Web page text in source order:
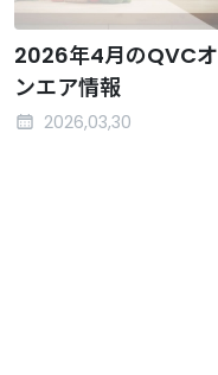
2026年4月のQVCオ
ンエア情報
2026,03,30